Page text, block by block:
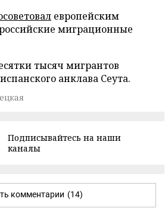
европейским
миграционные
тысяч мигрантов
анклава Сеута.
Подписывайтесь на наши
каналы
комментарии (14)